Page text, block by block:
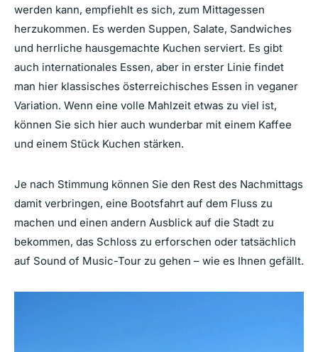
werden kann, empfiehlt es sich, zum Mittagessen
herzukommen. Es werden Suppen, Salate, Sandwiches
und herrliche hausgemachte Kuchen serviert. Es gibt
auch internationales Essen, aber in erster Linie findet
man hier klassisches österreichisches Essen in veganer
Variation. Wenn eine volle Mahlzeit etwas zu viel ist,
können Sie sich hier auch wunderbar mit einem Kaffee
und einem Stück Kuchen stärken.
Je nach Stimmung können Sie den Rest des Nachmittags
damit verbringen, eine Bootsfahrt auf dem Fluss zu
machen und einen andern Ausblick auf die Stadt zu
bekommen, das Schloss zu erforschen oder tatsächlich
auf Sound of Music-Tour zu gehen – wie es Ihnen gefällt.